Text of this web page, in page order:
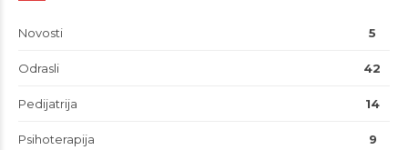
Novosti 5
Odrasli 42
Pedijatrija 14
Psihoterapija 9